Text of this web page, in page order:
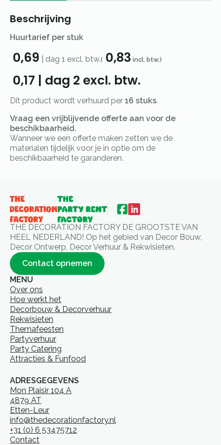
Beschrijving
Huurtarief per stuk
0,69 dag 1 excl. btw.( 0,83 incl. btw.)
0,17 | dag 2 excl. btw.
Dit product wordt verhuurd per 16 stuks.
Vraag een vrijblijvende offerte aan voor de
beschikbaarheid.
Wanneer we een offerte maken zetten we de
materialen tijdelijk voor je in optie om de
beschikbaarheid te garanderen.
THE DECORATION FACTORY DE GROOTSTE VAN
HEEL NEDERLAND! Op het gebied van Decor Bouw,
Decor Ontwerp, Decor Verhuur & Rekwisieten.
Contact opnemen
MENU
Over ons
Hoe werkt het
Decorbouw & Decorverhuur
Rekwisieten
Themafeesten
Partyverhuur
Party Catering
Attracties & Funfood
ADRESGEGEVENS
Mon Plaisir 104 A
4879 AT
Etten-Leur
info@thedecorationfactory.nl
+31 (0) 6 53475712
Contact